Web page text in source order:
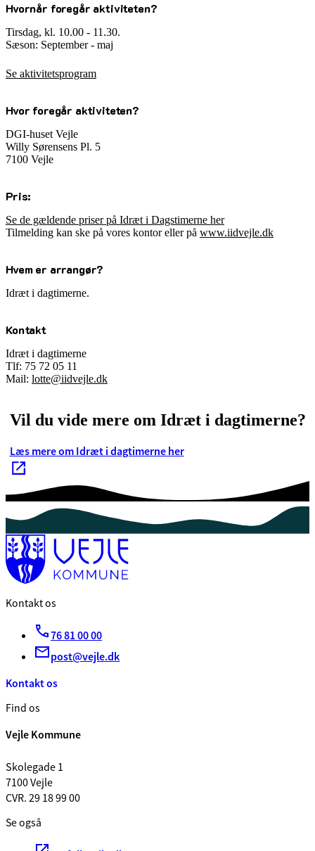
Hvornår foregår aktiviteten?
Tirsdag, kl. 10.00 - 11.30.
Sæson: September - maj
Se aktivitetsprogram
Hvor foregår aktiviteten?
DGI-huset Vejle
Willy Sørensens Pl. 5
7100 Vejle
Pris:
Se de gældende priser på Idræt i Dagstimerne her
Tilmelding kan ske på vores kontor eller på www.iidvejle.dk
Hvem er arrangør?
Idræt i dagtimerne.
Kontakt
Idræt i dagtimerne
Tlf: 75 72 05 11
Mail: lotte@iidvejle.dk
Vil du vide mere om Idræt i dagtimerne?
Læs mere om Idræt i dagtimerne her
Kontakt os
76 81 00 00
post@vejle.dk
Kontakt os
Find os
Vejle Kommune
Skolegade 1
7100 Vejle
CVR. 29 18 99 00
Se også